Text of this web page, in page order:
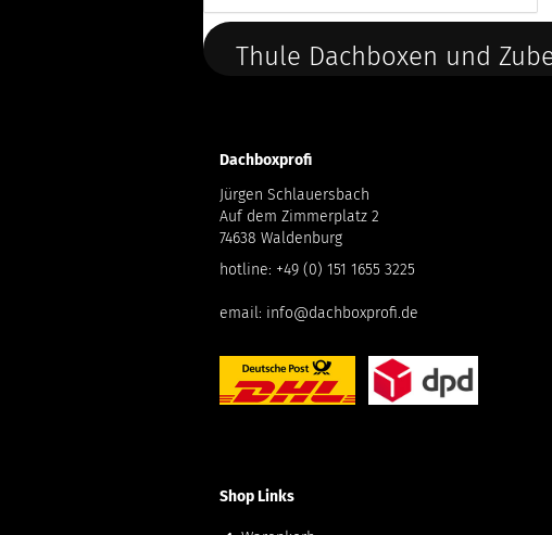
Thule Dachboxen und
Dachboxprofi
Jürgen Schlauersbach
Auf dem Zimmerplatz 2
74638 Waldenburg
hotline: +49 (0) 151 1655 3225
email: info@dachboxprofi.de
Shop Links